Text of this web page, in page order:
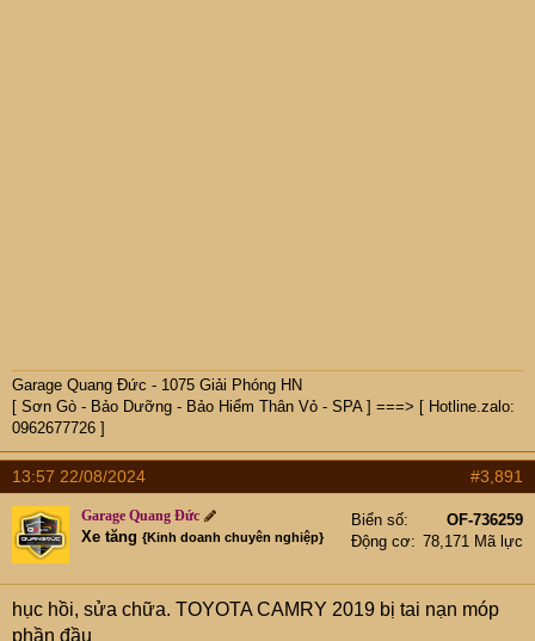
Garage Quang Đức - 1075 Giải Phóng HN
[ Sơn Gò - Bảo Dưỡng - Bảo Hiểm Thân Vỏ - SPA ] ===> [ Hotline.zalo:
0962677726 ]
13:57 22/08/2024 #3,891
Garage Quang Đức
Xe tăng {Kinh doanh chuyên nghiệp}
Biển số
OF-736259
Động cơ
78,171 Mã lực
hục hồi, sửa chữa. TOYOTA CAMRY 2019 bị tai nạn móp
phần đầu